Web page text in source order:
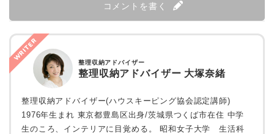
コメントを書く
WRITER 整理収納アドバイザー
整理収納アドバイザー 大塚奈緒
整理収納アドバイザー(ハウスキーピング協会認定講師)
1976年生まれ 東京都豊島区出身/茨城県つくば市在住 中学
生のころ、インテリアに目覚める。 昭和女子大学 生活科